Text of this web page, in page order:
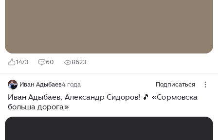
1473 60 8623
Иван Адыбаев4 года Подписаться
Иван Адыбаев, Александр Сидоров! 🎵 «Сормовска
больша дорога»